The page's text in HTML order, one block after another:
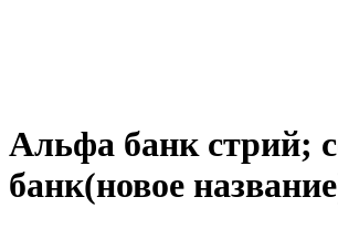
Альфа банк стрий;
банк(новое